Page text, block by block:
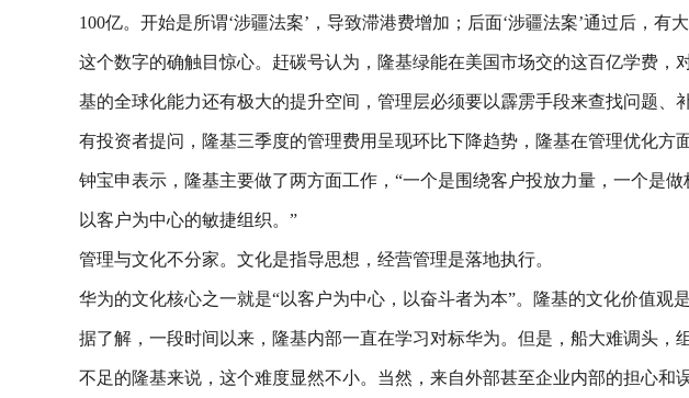
100亿。开始是所谓‘涉疆法案’，导致滞港费增加；后面‘涉疆法案’通过后，有
这个数字的确触目惊心。赶碳号认为，隆基绿能在美国市场交的这百亿学费
基的全球化能力还有极大的提升空间，管理层必须要以霹雳手段来查找问题、
有投资者提问，隆基三季度的管理费用呈现环比下降趋势，隆基在管理优化方
钟宝申表示，隆基主要做了两方面工作，“一个是围绕客户投放力量，一个是
以客户为中心的敏捷组织。”
管理与文化不分家。文化是指导思想，经营管理是落地执行。
华为的文化核心之一就是“以客户为中心，以奋斗者为本”。隆基的文化价值观
据了解，一段时间以来，隆基内部一直在学习对标华为。但是，船大难调头
不足的隆基来说，这个难度显然不小。当然，来自外部甚至企业内部的担心和